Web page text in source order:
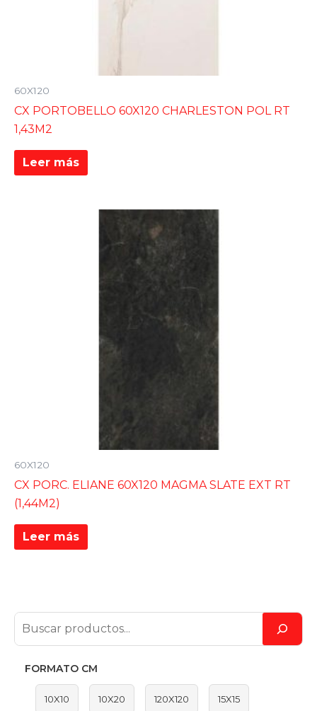
FORMATO CM
10X10 10X20 120X120 15X15
60X120
CX PORTOBELLO 60X120 CHARLESTON POL RT
1,43M2
Leer más
60X120
CX PORC. ELIANE 60X120 MAGMA SLATE EXT RT
(1,44M2)
Leer más